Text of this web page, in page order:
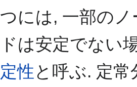
つには, 一部の
ドは安定でない
定性 と呼ぶ. 定